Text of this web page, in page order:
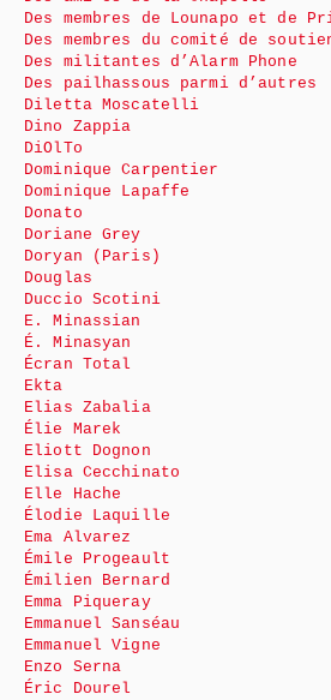
Des membres de Lounapo et de
Des membres du comité de
Des militantes d’Alarm Phone
Des pailhassous parmi d’autres
Diletta Moscatelli
Dino Zappia
DiOlTo
Dominique Carpentier
Dominique Lapaffe
Donato
Doriane Grey
Doryan (Paris)
Douglas
Duccio Scotini
E. Minassian
É. Minasyan
Écran Total
Ekta
Elias Zabalia
Élie Marek
Eliott Dognon
Elisa Cecchinato
Elle Hache
Élodie Laquille
Ema Alvarez
Émile Progeault
Émilien Bernard
Emma Piqueray
Emmanuel Sanséau
Emmanuel Vigne
Enzo Serna
Éric Dourel